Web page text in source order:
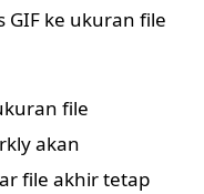
GIF ke ukuran file
file
akan
file akhir tetap